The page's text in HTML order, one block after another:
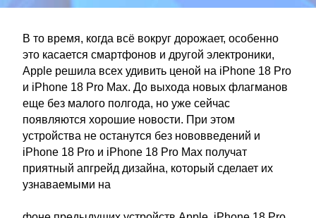
В то время, когда всё вокруг дорожает, особенно
это касается смартфонов и другой электроники,
Apple решила всех удивить ценой на iPhone 18 Pro
и iPhone 18 Pro Max. До выхода новых флагманов
еще без малого полгода, но уже сейчас
появляются хорошие новости. При этом
устройства не останутся без нововведений и
iPhone 18 Pro и iPhone 18 Pro Max получат
приятный апгрейд дизайна, который сделает их
узнаваемыми на
Контакт»